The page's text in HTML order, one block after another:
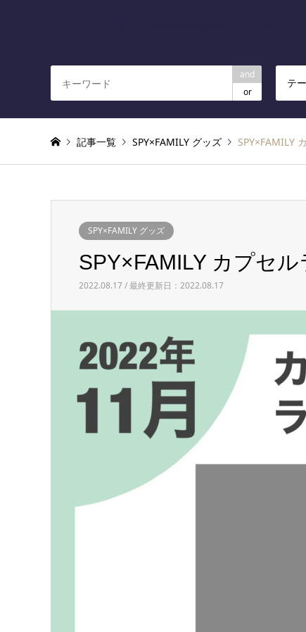
and
or
テ
記事一覧 SPY×FAMILY グッズ SPY×FAMILY
SPY×FAMILY グッズ
SPY×FAMILY カプセ
2022.08.17 / 最終更新日：2022.08.17